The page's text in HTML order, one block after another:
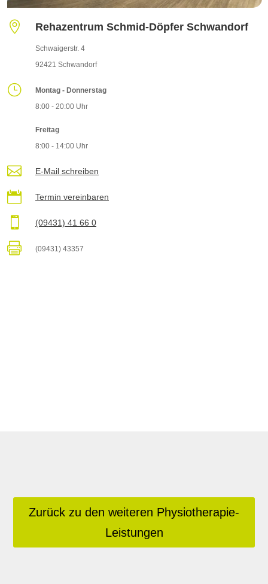
 Rehazentrum Schmid-Döpfer Schwandorf
Schwaigerstr. 4
92421 Schwandorf
}
Montag - Donnerstag
8:00 - 20:00 Uhr
Freitag
8:00 - 14:00 Uhr
 E-Mail schreiben
 Termin vereinbaren
 (09431) 41 66 0
 (09431) 43357
Zurück zu den weiteren Physiotherapie-
Leistungen